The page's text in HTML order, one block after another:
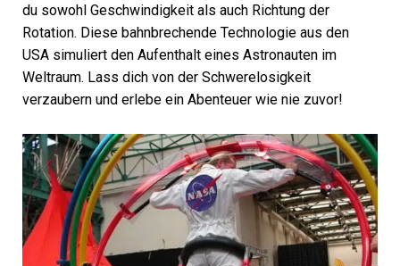
du sowohl Geschwindigkeit als auch Richtung der
Rotation. Diese bahnbrechende Technologie aus den
USA simuliert den Aufenthalt eines Astronauten im
Weltraum. Lass dich von der Schwerelosigkeit
verzaubern und erlebe ein Abenteuer wie nie zuvor!